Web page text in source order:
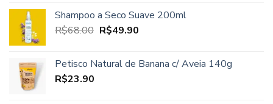
Shampoo a Seco Suave 200ml
R$68.00 O
era:
R$49.90O
é:
Petisco Natural de Banana c/ Aveia 140g
R$23.90